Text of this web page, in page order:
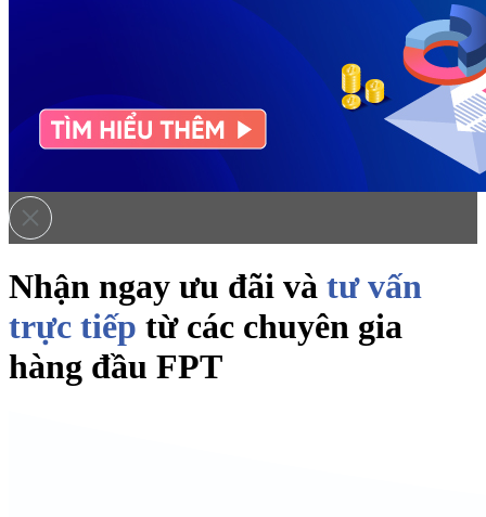
Nhận ngay ưu đãi và tư vấn
trực tiếp từ các chuyên gia
hàng đầu FPT